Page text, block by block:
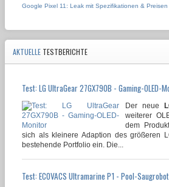
Google Pixel 11: Leak mit Spezifikationen & Preisen
AKTUELLE TESTBERICHTE
Test: LG UltraGear 27GX790B - Gaming-OLED-
Der neue
weiterer
dem
sich als kleinere Adaption des größeren
bestehende Portfolio ein. Die...
Test: ECOVACS Ultramarine P1 - Pool-